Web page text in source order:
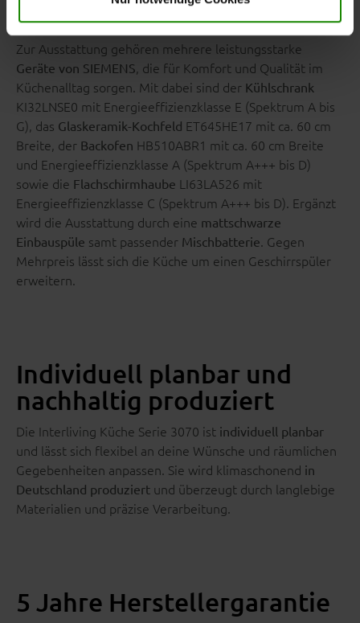
Einbaugeräte inklusive
Zur Ausstattung gehören mehrere leistungsstarke
Geräte von SIEMENS, die für Komfort und Qualität im
Küchenalltag sorgen. Mit dabei sind der Kühlschrank
KI32LNSE0 mit Energieeffizienzklasse E (Spektrum A bis
G), das Glaskeramik-Kochfeld ET645HE17 mit ca. 60 cm
Breite, der Backofen HB510ABR1 mit ca. 60 cm Breite
und Energieeffizienzklasse A (Spektrum A+++ bis D)
sowie die Flachschirmhaube LI63LA526 mit
Energieeffizienzklasse C (Spektrum A+++ bis D). Ergänzt
wird die Ausstattung durch eine mattschwarze
Einbauspüle samt passender Mischbatterie. Gegen
Mehrpreis lässt sich die Küche um einen Geschirrspüler
erweitern.
Individuell planbar und
nachhaltig produziert
Die Interliving Küche Serie 3070 ist individuell planbar
und lässt sich flexibel an deine Wünsche und räumlichen
Gegebenheiten anpassen. Sie wird klimaschonend in
Deutschland produziert und überzeugt durch langlebige
Materialien und präzise Verarbeitung.
5 Jahre Herstellergarantie